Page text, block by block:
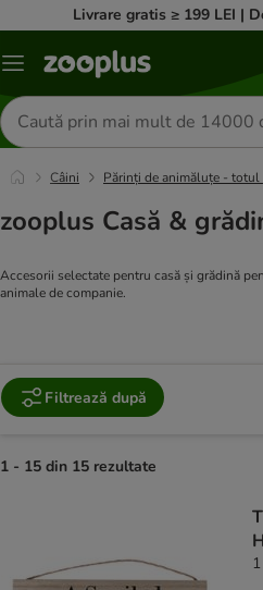
Livrare gratis ≥ 199 LEI |
Categorii
Căutare
produse
Câini Părinți de animăluțe - totul
zooplus Casă &
Accesorii selectate pentru casă și grădină
animale de companie.
Filtrează după
1 - 15 din 15 rezultate